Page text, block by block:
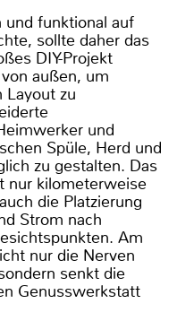
funktional auf
sollte daher das
DIY-Projekt
außen, um
zu
und
Spüle, Herd und
zu gestalten. Das
nur kilometerweise
die Platzierung
Strom nach
Am
nur die Nerven
senkt die
Genusswerkstatt